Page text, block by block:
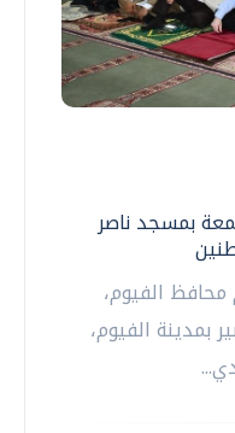
بمسجد ناصر
الفيوم،
بمدينة الفيوم،